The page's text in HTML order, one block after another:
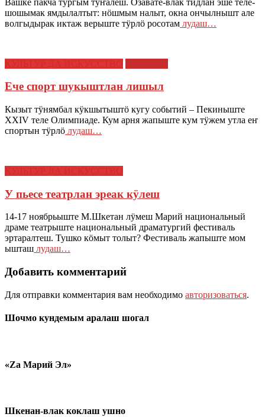
шошымак ямдылалтыт: нӧшмым налыт, окна ончылнышт але
волгыдырак иктаж верыште тӱрлӧ росотам лудаш…
Ече спорт шукыштлан лишыл
Кызыт тӱнямбал кӱкшытыштӧ кугу событий – Пекиныште
XXIV теле Олимпиаде. Кум арня жапыште кум тӱжем утла еҥ
спортын тӱрлӧ лудаш…
У пьесе театрлан эреак кӱлеш
14-17 ноябрьыште М.Шкетан лӱмеш Марий национальный
драме театрыште национальный драматургий фестиваль
эртаралтеш. Тушко кӧмыт толыт? Фестиваль жапыште мом
ышташ лудаш…
Добавить комментарий
Для отправки комментария вам необходимо авторизоваться.
Шочмо кундемым аралаш шогал
«Zа Марий Эл»
Шкенан-влак коклаш ушно